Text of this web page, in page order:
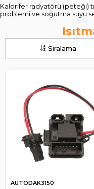
Kalorifer radyatörü (peteği)
problemi ve soğutma suyu
Sıralama
AUTODAK3150